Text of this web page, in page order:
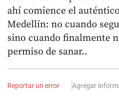
ahí comience el
Medellín: no cuando
sino cuando finalmente
permiso de sanar..
Reportar un error Agregar